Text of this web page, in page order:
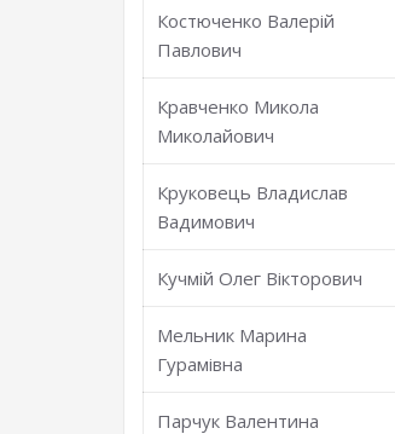
Костюченко Валерій
Павлович
Кравченко Микола
Миколайович
Круковець Владислав
Вадимович
Кучмій Олег Вікторович
Мельник Марина
Гурамівна
Парчук Валентина